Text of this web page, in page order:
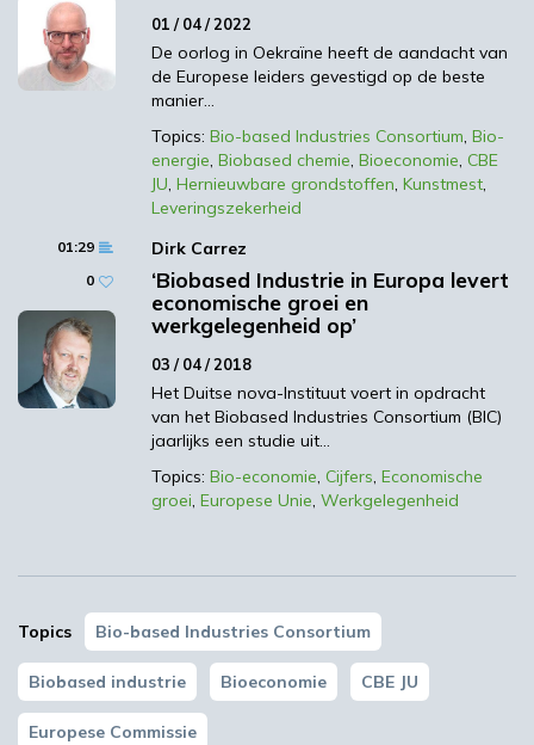
algemeen en de biobased producten en
processen in het bijzonder, moeten in het
EU-beleid echter beter worden erkend als
een belangrijk instrument om de
doelstelling te verwezenlijken om het
eerste klimaatneutrale continent te
worden. Hoewel de sector in snel tempo
blijft groeien, heeft de EU nog niet alle
voordelen van de bio-economie kunnen
benutten.
Om vooruitgang te boeken met de
strategie voor de bio-economie moet in
diverse beleidsinitiatieven, zoals de EU
Green Deal, Horizon Europe, de industriële
strategie van de EU, de strategie voor
duurzame chemische stoffen, Farm to Fork
en de Taxonomy van de EU, sterker worden
verwezenlijken. Om de veerkracht van de
Europese economie te versterken, moet de
biobased industrie een onmisbaar
onderdeel worden van de geopolitieke
01 / 04 / 2022
De oorlog in Oekraïne heeft de aandacht van
de Europese leiders gevestigd op de beste
manier…
Topics: Bio-based Industries Consortium, Bio-
energie, Biobased chemie, Bioeconomie, CBE
JU, Hernieuwbare grondstoffen, Kunstmest,
Leveringszekerheid
01:29
0
Dirk Carrez
‘Biobased Industrie in Europa levert
economische groei en
werkgelegenheid op’
03 / 04 / 2018
Het Duitse nova-Instituut voert in opdracht
van het Biobased Industries Consortium (BIC)
jaarlijks een studie uit…
Topics: Bio-economie, Cijfers, Economische
groei, Europese Unie, Werkgelegenheid
Topics Bio-based Industries Consortium
Biobased industrie Bioeconomie CBE JU
Europese Commissie